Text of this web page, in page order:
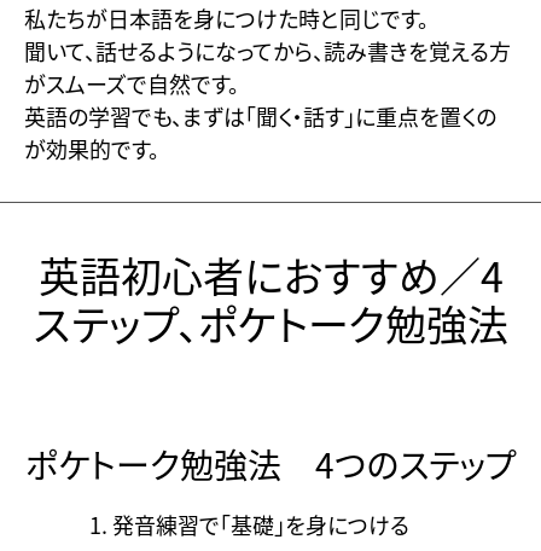
私たちが日本語を身につけた時と同じです。
聞いて、話せるようになってから、読み書きを覚える方
がスムーズで自然です。
英語の学習でも、まずは「聞く・話す」に重点を置くの
が効果的です。
英語初心者におすすめ／4
ステップ、ポケトーク勉強法
ポケトーク勉強法 4つのステップ
発音練習で「基礎」を身につける